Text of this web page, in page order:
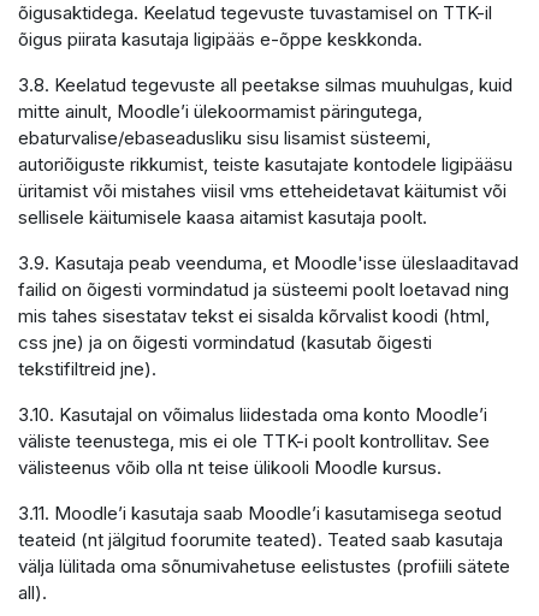
õigusaktidega. Keelatud tegevuste tuvastamisel on TTK-il
õigus piirata kasutaja ligipääs e-õppe keskkonda.
3.8. Keelatud tegevuste all peetakse silmas muuhulgas, kuid
mitte ainult, Moodle’i ülekoormamist päringutega,
ebaturvalise/ebaseadusliku sisu lisamist süsteemi,
autoriõiguste rikkumist, teiste kasutajate kontodele ligipääsu
üritamist või mistahes viisil vms etteheidetavat käitumist või
sellisele käitumisele kaasa aitamist kasutaja poolt.
3.9. Kasutaja peab veenduma, et Moodle'isse üleslaaditavad
failid on õigesti vormindatud ja süsteemi poolt loetavad ning
mis tahes sisestatav tekst ei sisalda kõrvalist koodi (html,
css jne) ja on õigesti vormindatud (kasutab õigesti
tekstifiltreid jne).
3.10. Kasutajal on võimalus liidestada oma konto Moodle’i
väliste teenustega, mis ei ole TTK-i poolt kontrollitav. See
välisteenus võib olla nt teise ülikooli Moodle kursus.
3.11. Moodle’i kasutaja saab Moodle’i kasutamisega seotud
teateid (nt jälgitud foorumite teated). Teated saab kasutaja
välja lülitada oma sõnumivahetuse eelistustes (profiili sätete
all).